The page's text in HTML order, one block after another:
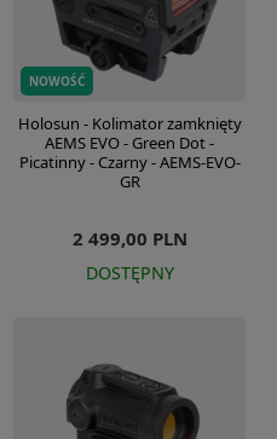
NOWOŚĆ
Holosun - Kolimator zamknięty
AEMS EVO - Green Dot -
Picatinny - Czarny - AEMS-EVO-
GR
2 499,00 PLN
DOSTĘPNY